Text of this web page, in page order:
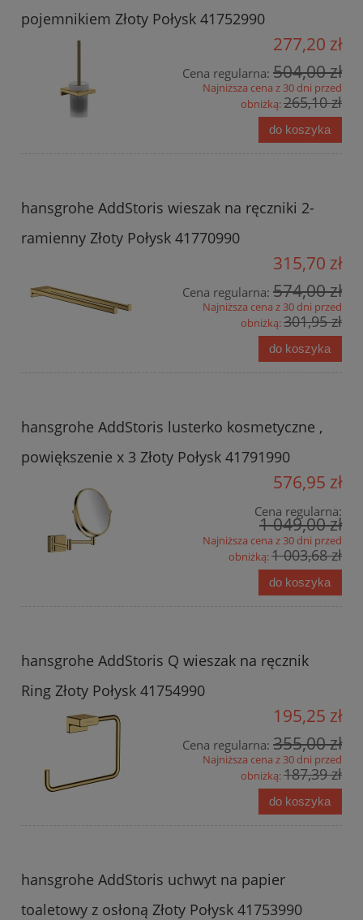
pojemnikiem Złoty Połysk 41752990
277,20 zł
Cena regularna: 504,00 zł
Najniższa cena z 30 dni przed
obniżką:265,10 zł
do koszyka
hansgrohe AddStoris wieszak na ręczniki 2-
ramienny Złoty Połysk 41770990
315,70 zł
Cena regularna: 574,00 zł
Najniższa cena z 30 dni przed
obniżką:301,95 zł
do koszyka
hansgrohe AddStoris lusterko kosmetyczne ,
powiększenie x 3 Złoty Połysk 41791990
576,95 zł
Cena regularna:
1 049,00 zł
Najniższa cena z 30 dni przed
obniżką:1 003,68 zł
do koszyka
hansgrohe AddStoris Q wieszak na ręcznik
Ring Złoty Połysk 41754990
195,25 zł
Cena regularna: 355,00 zł
Najniższa cena z 30 dni przed
obniżką:187,39 zł
do koszyka
hansgrohe AddStoris uchwyt na papier
toaletowy z osłoną Złoty Połysk 41753990